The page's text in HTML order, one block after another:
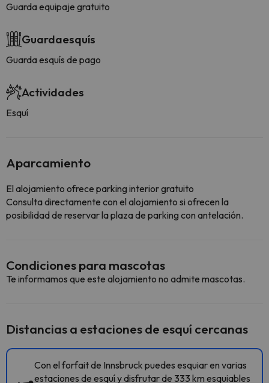
Guarda equipaje gratuito
Guardaesquís
Guarda esquís de pago
Actividades
Esquí
Aparcamiento
El alojamiento ofrece parking interior gratuito
Consulta directamente con el alojamiento si ofrecen la
posibilidad de reservar la plaza de parking con antelación.
Condiciones para mascotas
Te informamos que este alojamiento no admite mascotas.
Distancias a estaciones de esquí cercanas
Con el forfait de Innsbruck puedes esquiar en varias
estaciones de esquí y disfrutar de 333 km esquiables